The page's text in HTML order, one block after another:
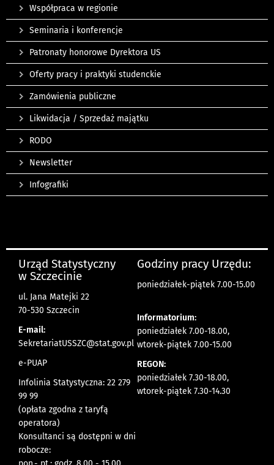
Współpraca w regionie
Seminaria i konferencje
Patronaty honorowe Dyrektora US
Oferty pracy i praktyki studenckie
Zamówienia publiczne
Likwidacja / Sprzedaż majątku
RODO
Newsletter
Infografiki
Urząd Statystyczny
w Szczecinie
ul. Jana Matejki 22
70-530 Szczecin
E-mail:
SekretariatUSSZC@stat.gov.pl
e-PUAP
Infolinia Statystyczna: 22 279
99 99
(opłata zgodna z taryfą
operatora)
Konsultanci są dostępni w dni
robocze:
Godziny pracy Urzędu:
poniedziałek-piątek 7.00-15.00
Informatorium:
poniedziałek 7.00-18.00,
wtorek-piątek 7.00-15.00
REGON:
poniedziałek 7.30-18.00,
wtorek-piątek 7.30-14.30